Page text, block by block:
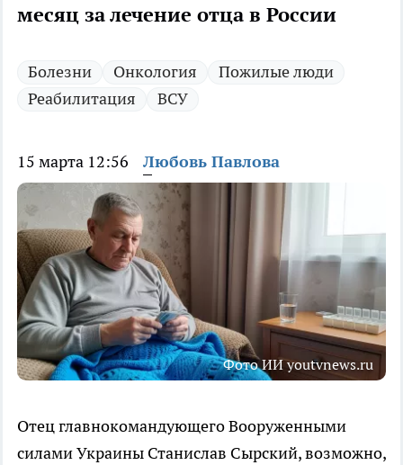
месяц за лечение отца в России
Болезни Онкология
Пожилые люди
Реабилитация
ВСУ
15 марта 12:56 Любовь Павлова
Фото ИИ youtvnews.ru
Отец главнокомандующего Вооруженными
силами Украины Станислав Сырский, возможно,